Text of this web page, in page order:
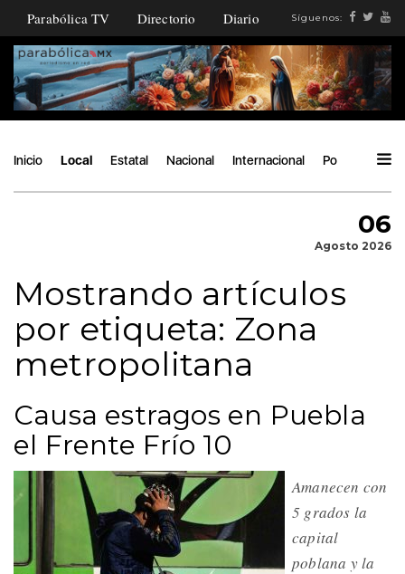
Parabólica TV Directorio Diario Síguenos:
Inicio Local Estatal Nacional Internacional Política
06
Agosto 2026
Mostrando artículos
por etiqueta: Zona
metropolitana
Causa estragos en Puebla
el Frente Frío 10
Amanecen con
5 grados la
capital
poblana y la